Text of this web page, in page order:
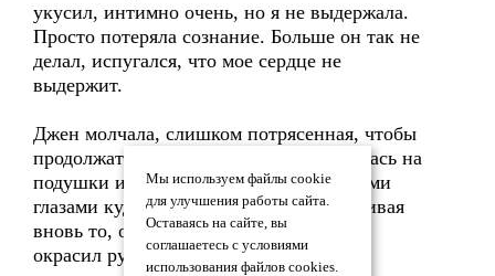
укусил, интимно очень, но я не выдержала.
Просто потеряла сознание. Больше он так не
делал, испугался, что мое сердце не
выдержит.
Джен молчала, слишком потрясенная, чтобы
продолжать спрашивать. Ника откинулась на
подушки и смотрела широко раскрытыми
глазами куда-то сквозь потолок, переживая
вновь то, о чем рассказывала. Щеки ее
окрасил румянец, глаза сияли.
Мы используем файлы cookie
для улучшения работы сайта.
Оставаясь на сайте, вы
соглашаетесь с условиями
использования файлов cookies.